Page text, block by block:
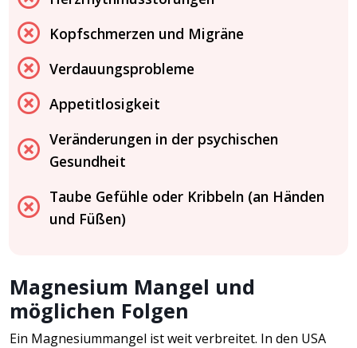
Kopfschmerzen und Migräne
Verdauungsprobleme
Appetitlosigkeit
Veränderungen in der psychischen
Gesundheit
Taube Gefühle oder Kribbeln (an Händen
und Füßen)
Magnesium Mangel und
möglichen Folgen
Ein Magnesiummangel ist weit verbreitet. In den USA